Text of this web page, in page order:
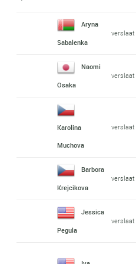
Aryna
Sabalenka
verslaat
Naomi
Osaka
verslaat
Karolina
Muchova
verslaat
Barbora
Krejcikova
verslaat
Jessica
Pegula
verslaat